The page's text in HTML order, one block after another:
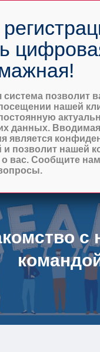
Кризисные услуги
Начните сегодня
с
система позволит
нашей
данных.
является
и позволит нашей
о вас. Сообщите